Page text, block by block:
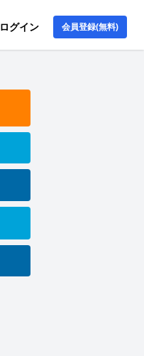
ログイン 会員登録(無料)